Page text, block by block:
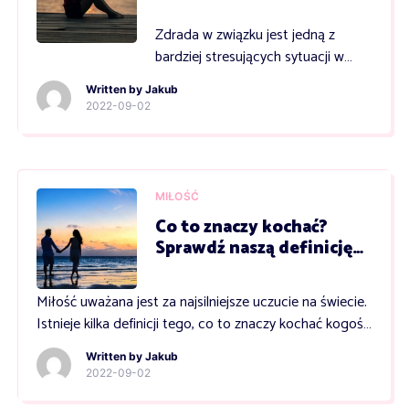
Zdrada w związku jest jedną z
bardziej stresujących sytuacji w
życiu, która sprawia, że odczuwamy
wręcz namacalny ból psychiczny. O
związku zawiedzie zaufanie drugiej.
Co istotne- robi to w sposób
Tak naprawdę, zdrada może
przybierać różne postacie: może
Written by Jakub
2022-09-02
MIŁOŚĆ
Co to znaczy kochać?
Sprawdź naszą definicję
Miłość uważana jest za najsilniejsze uczucie na świecie.
Istnieje kilka definicji tego, co to znaczy kochać kogoś,
jednak wciąż nie ma uniwersalnego wyjaśnienia tej
niezwykłej emocji. Co warto wiedzieć o miłości?
Written by Jakub
2022-09-02